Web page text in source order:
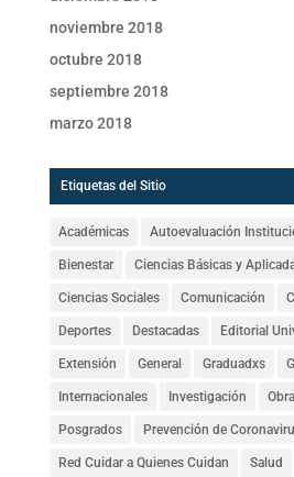
noviembre 2018
octubre 2018
septiembre 2018
marzo 2018
Etiquetas del Sitio
Académicas Autoevaluación
Bienestar Ciencias Básicas y
Ciencias Sociales Comunicación
Deportes Destacadas Editorial
Extensión General Graduadxs
Internacionales Investigación Obra
Posgrados Prevención de
Red Cuidar a Quienes Cuidan Salud